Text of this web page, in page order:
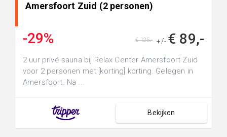
Amersfoort Zuid (2 personen)
-29% +/- € 89,-
€ 125,-
2 uur privé sauna bij Relax Center Amersfoort Zuid
voor 2 personen met [korting] korting. Gelegen in
Amersfoort. Na ...
Bekijken